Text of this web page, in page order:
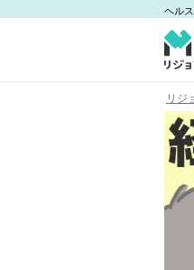
ヘル
リジ